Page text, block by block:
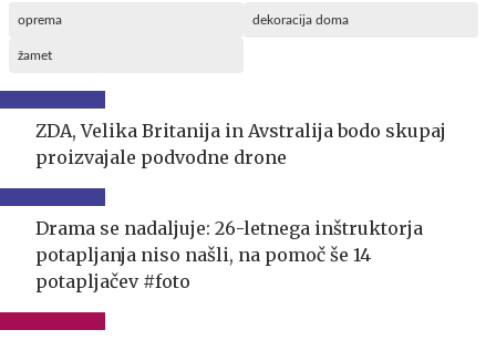
oprema dekoracija doma
žamet
ZDA, Velika Britanija in Avstralija bodo skupaj
proizvajale podvodne drone
Drama se nadaljuje: 26-letnega inštruktorja
potapljanja niso našli, na pomoč še 14
potapljačev #foto